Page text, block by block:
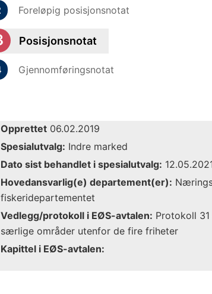
Foreløpig posisjonsnotat
Posisjonsnotat
Gjennomføringsnotat
Opprettet 06.02.2019
Spesialutvalg: Indre marked
Dato sist behandlet i spesialutvalg:
Hovedansvarlig(e) departement(er):
fiskeridepartementet
Vedlegg/protokoll i EØS-avtalen: Protokoll
særlige områder utenfor de fire friheter
Kapittel i EØS-avtalen: